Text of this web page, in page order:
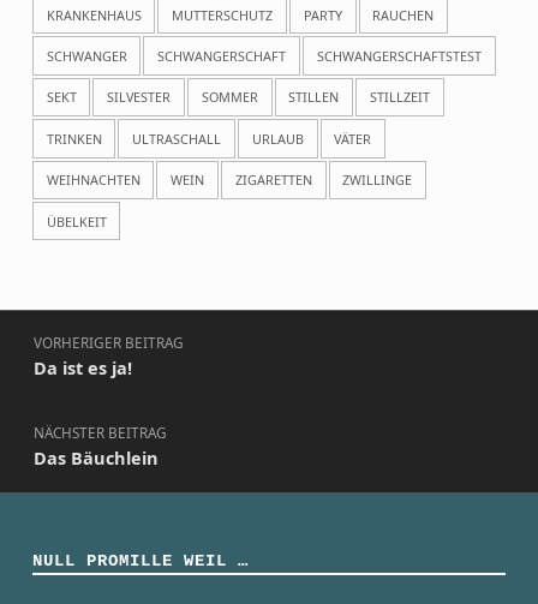
KRANKENHAUS MUTTERSCHUTZ PARTY RAUCHEN
SCHWANGER SCHWANGERSCHAFT SCHWANGERSCHAFTSTEST
SEKT SILVESTER SOMMER STILLEN STILLZEIT
TRINKEN ULTRASCHALL URLAUB VÄTER
WEIHNACHTEN WEIN ZIGARETTEN ZWILLINGE
ÜBELKEIT
Beitragsnavigation
VORHERIGER BEITRAG
Da ist es ja!
NÄCHSTER BEITRAG
Das Bäuchlein
NULL PROMILLE WEIL …